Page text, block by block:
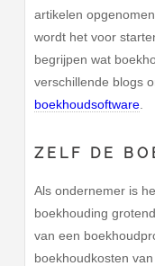
artikelen
wordt het voor
begrijpen wat
verschillende blogs
boekhoudsoftware
ZELF DE
Als ondernemer is
boekhouding
van een
boekhoudkosten